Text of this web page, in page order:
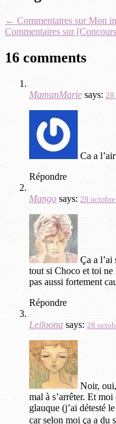
← Commentaires sur Mon
Commentaires sur
16 comments
MamanMarie says: 28
Ca a
Répondre
Mango says: 28
Ça a l’ai
tout si Choco et toi ne
pas aussi fortement
Répondre
Leiloona says: 28
Noir,
mal à s’arrêter. Et
glauque (j’ai détesté
car selon moi ça a du